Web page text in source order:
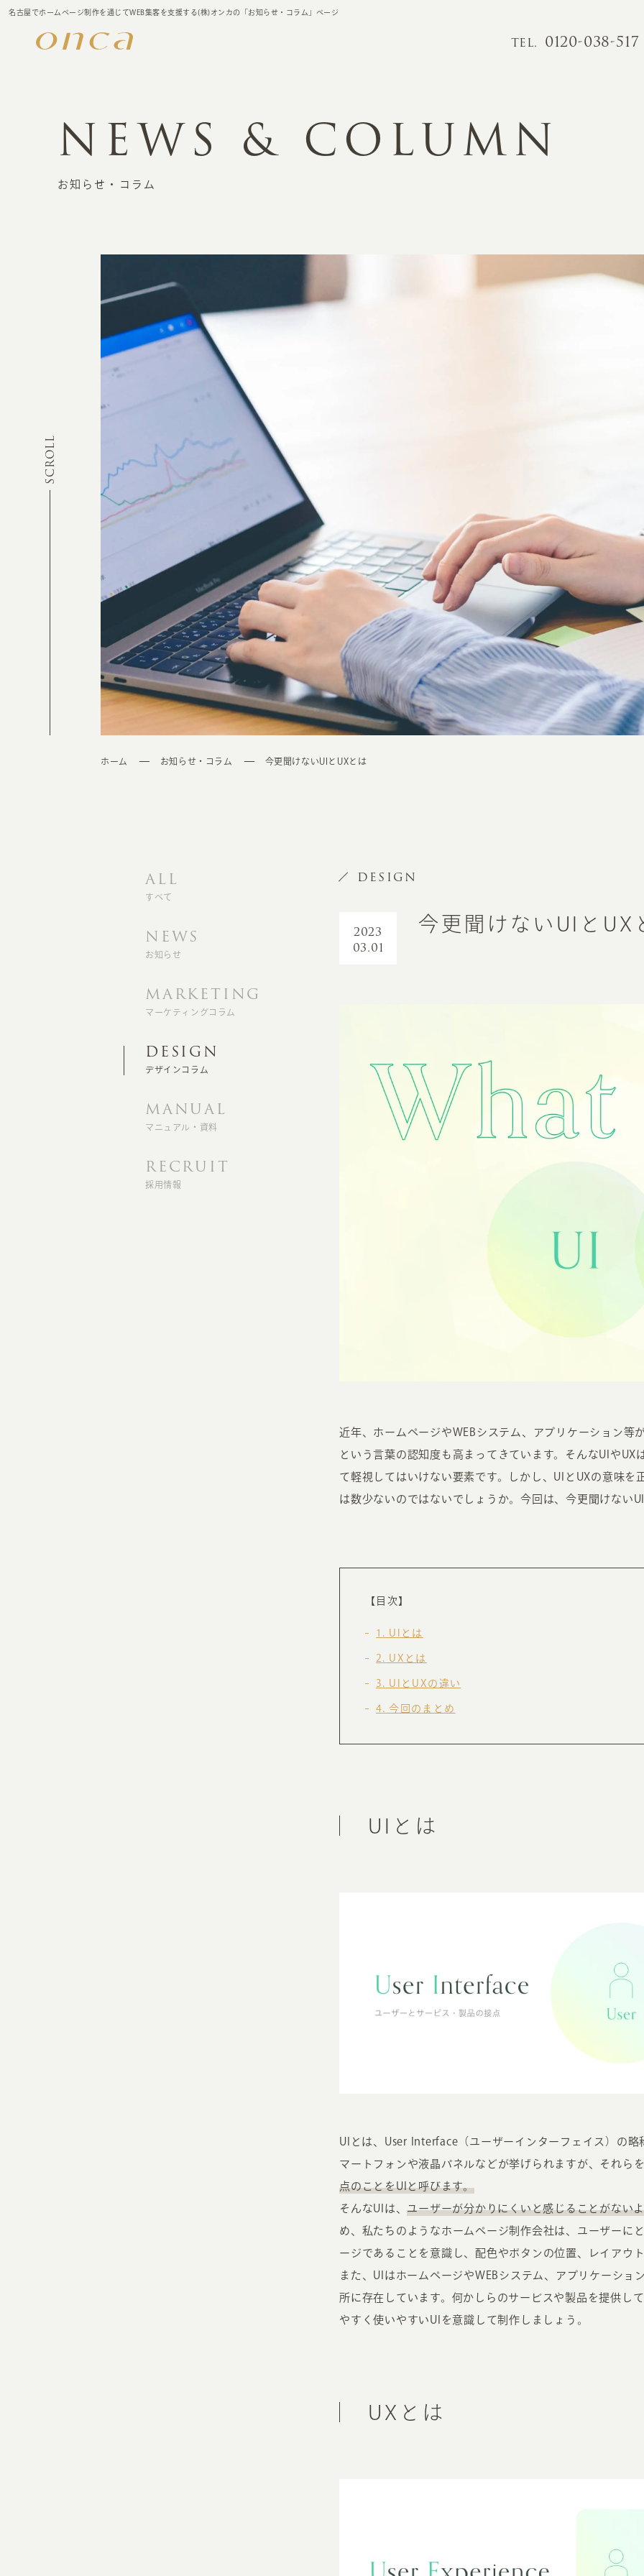
名古屋でホームページ制作を通じてWEB集客を支援する(株)オンカの「お知らせ・コラム」ページ
TEL. 0120-038-517
INFORMATION
ホーム
制作実績
お客様の声
ホームページ制作の流れ
ABOUT
オン
NEWS & COLUMN
お知らせ・コラム
SCROLL
ホーム お知らせ・コラム 今更聞けないUIとUXとは
ALL
すべて
NEWS
お知らせ
MARKETING
マーケティングコラム
DESIGN
デザインコラム
MANUAL
マニュアル・資料
RECRUIT
採用情報
DESIGN
今更聞けないUIとUX
2023
03.01
近年、ホームページやWEBシステム、アプリケーション等
という言葉の認知度も高まってきています。そんなUIや
て軽視してはいけない要素です。しかし、UIとUXの意味を
は数少ないのではないでしょうか。今回は、今更聞けない
【目次】
1 UIとは
2 UXとは
3 UIとUXの違い
4 今回のまとめ
UIとは
UIとは、User Interface（ユーザーインターフェイス）の
マートフォンや液晶パネルなどが挙げられますが、それら
点のことをUIと呼びます。
そんなUIは、ユーザーが分かりにくいと感じることがない
め、私たちのようなホームページ制作会社は、ユーザーに
ージであることを意識し、配色やボタンの位置、レイアウ
また、UIはホームページやWEBシステム、アプリケーショ
所に存在しています。何かしらのサービスや製品を提供し
やすく使いやすいUIを意識して制作しましょう。
UXとは